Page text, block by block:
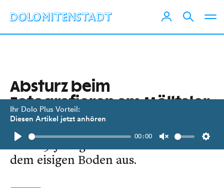
Ihr Dolo Plus Vorteil:
Diesen Artikel jetzt anhören
Play
00:00
Unmute
Absturz beim
Fotografieren am Mölltaler
Gletscher
Eine 29-jährige Rumänin rutschte auf
dem eisigen Boden aus.